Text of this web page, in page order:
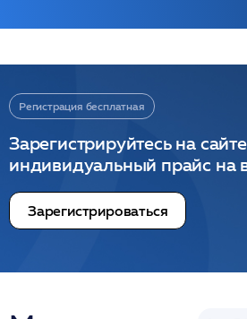
Регистрация бесплатная
Зарегистрируйтесь на
индивидуальный прайс на
Зарегистрироваться